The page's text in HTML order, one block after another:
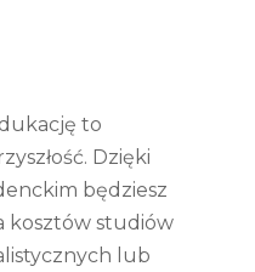
to
Dzięki
będziesz
kosztów studiów
lub